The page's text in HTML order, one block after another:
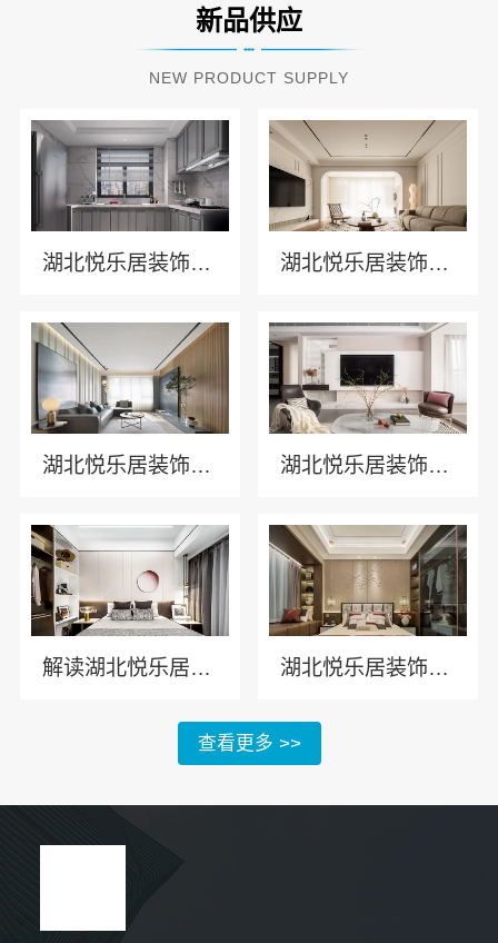
新品供应
NEW PRODUCT SUPPLY
湖北悦乐居装饰材料有限公司 专业全铝家居制造商 湖北悦乐居装饰材料有限公司 全铝家居引领者
湖北悦乐居装饰材料有限公司 打造耐用全铝家居产品 湖北悦乐居装饰材料有限公司 全铝家居市场前景展望
解读湖北悦乐居装饰材料有限公司全铝家居的耐用特性奥秘 湖北悦乐居装饰材料有限公司 全铝家居维护简易性
查看更多 >>